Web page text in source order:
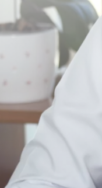
R. Barata
CLÍNICA